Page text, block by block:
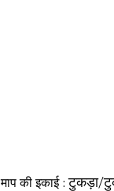
माप की इकाई :टुकड़ा/